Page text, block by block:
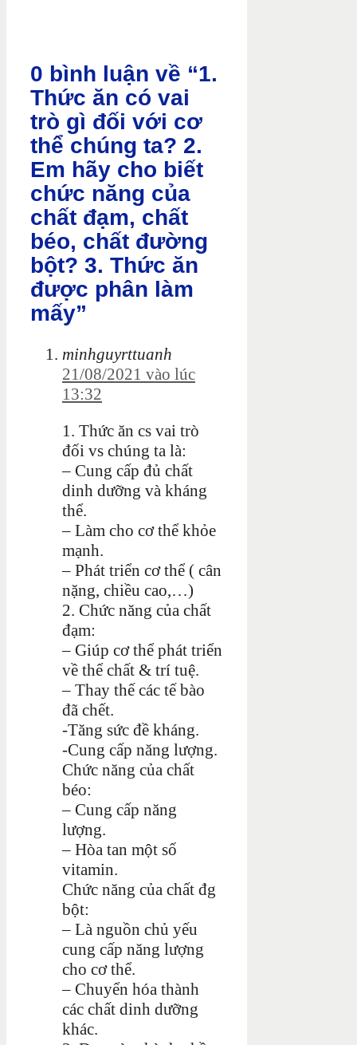
0 bình luận về “1.
Thức ăn có vai
trò gì đối với cơ
thể chúng ta? 2.
Em hãy cho biết
chức năng của
chất đạm, chất
béo, chất đường
bột? 3. Thức ăn
được phân làm
mấy”
minhguyrttuanh
21/08/2021 vào lúc
13:32
1. Thức ăn cs vai trò
đối vs chúng ta là:
– Cung cấp đủ chất
dinh dưỡng và kháng
thể.
– Làm cho cơ thể khỏe
mạnh.
– Phát triển cơ thể ( cân
nặng, chiều cao,…)
2. Chức năng của chất
đạm:
– Giúp cơ thể phát triển
về thể chất & trí tuệ.
– Thay thế các tế bào
đã chết.
-Tăng sức đề kháng.
-Cung cấp năng lượng.
Chức năng của chất
béo:
– Cung cấp năng
lượng.
– Hòa tan một số
vitamin.
Chức năng của chất đg
bột:
– Là nguồn chủ yếu
cung cấp năng lượng
cho cơ thể.
– Chuyển hóa thành
các chất dinh dưỡng
khác.